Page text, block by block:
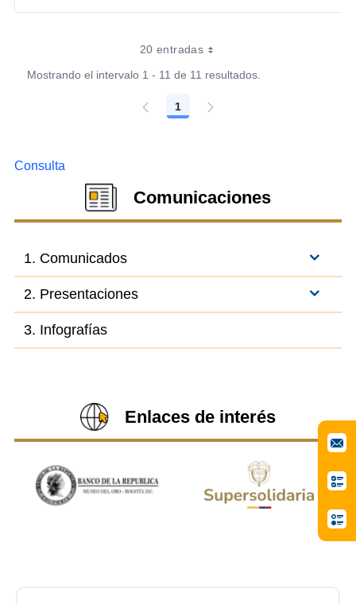
20 entradas
Mostrando el intervalo 1 - 11 de 11 resultados.
Página
1
Consulta
Comunicaciones
1. Comunicados
2. Presentaciones
3. Infografías
Enlaces de interés